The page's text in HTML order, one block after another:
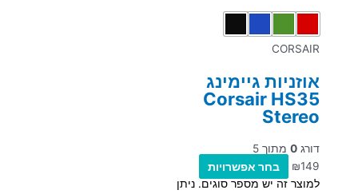
CORSAIR
אוזניות גיימינג
Corsair HS35
Stereo
דורג 0 מתוך 5
₪149
בחר אפשרויות
למוצר זה יש מספר סוגים. ניתן